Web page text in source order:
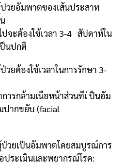
วยอัมพาตของเส้นประสาท
จะต้องใช้เวลา 3-4 สัปดาห์ใน
นปกติ
ยต้องใช้เวลาในการรักษา 3-
ารกล้ามเนือหน้าส่วนทีเ่ ป็นอัม
ปากขยับ (facial
วยเป็นอัมพาตโดยสมบูรณ์การ
ประเมินและพยากรณ์โรค: